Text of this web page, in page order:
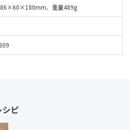
ピ
86×60×180mm、重量489g